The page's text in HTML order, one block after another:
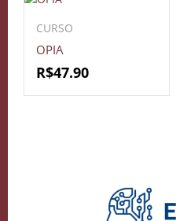
CURSO
OPIA
R$47.90